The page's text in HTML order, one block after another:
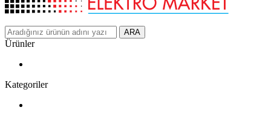
ARA
Ürünler
Kategoriler